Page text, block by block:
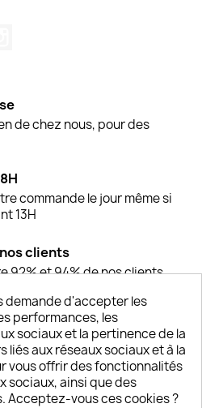
de chez nous, pour des
commande le jour même si
13H
clients
92% et 94% de nos clients
6/7J de 10h à 18H
demande d'accepter les
performances, les
sociaux et la pertinence de la
liés aux réseaux sociaux et à la
vous offrir des fonctionnalités
sociaux, ainsi que des
Acceptez-vous ces cookies ?